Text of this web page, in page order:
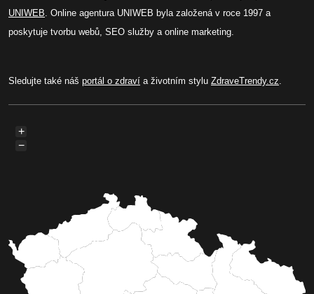
UNIWEB. Online agentura UNIWEB byla založená v roce 1997 a
poskytuje tvorbu webů, SEO služby a online marketing.
Sledujte také náš portál o zdraví a životním stylu ZdraveTrendy.cz.
+
−